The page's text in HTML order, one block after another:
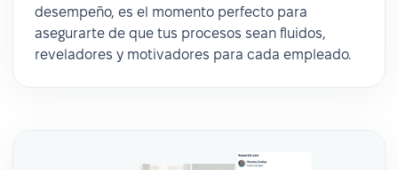
desempeño, es el momento perfecto para
asegurarte de que tus procesos sean fluidos,
reveladores y motivadores para cada empleado.